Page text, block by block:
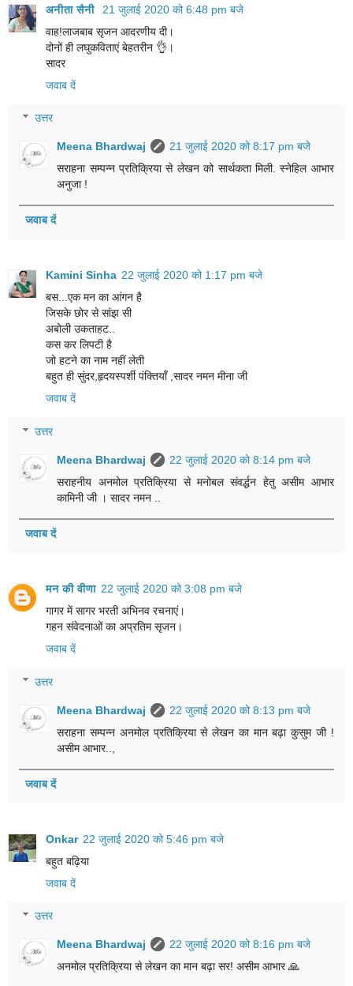
अनीता सैनी
21 जुलाई 2020 को 6:48 pm बजे
वाह!लाजबाब सृजन आदरणीय दी।
दोनों ही लघुकविताएं बेहतरीन 👌।
सादर
जवाब दें
उत्तर
Meena Bhardwaj
21 जुलाई 2020 को 8:17 pm बजे
सराहना सम्पन्न प्रतिक्रिया से लेखन को सार्थकता मिली. स्नेहिल आभार
अनुजा !
जवाब दें
Kamini Sinha 22 जुलाई 2020 को 1:17 pm बजे
बस...एक मन का आंगन है
जिसके छोर से सांझ सी
अबोली उकताहट..
कस कर लिपटी है
जो हटने का नाम नहीं लेती
बहुत ही सुंदर,हृदयस्पर्शी पंक्तियाँ ,सादर नमन मीना जी
जवाब दें
उत्तर
Meena Bhardwaj
22 जुलाई 2020 को 8:14 pm बजे
सराहनीय अनमोल प्रतिक्रिया से मनोबल संवर्द्धन हेतु असीम आभार
कामिनी जी । सादर नमन ..
जवाब दें
मन की वीणा 22 जुलाई 2020 को 3:08 pm बजे
गागर में सागर भरती अभिनव रचनाएं।
गहन संवेदनाओं का अप्रतिम सृजन।
जवाब दें
उत्तर
Meena Bhardwaj
22 जुलाई 2020 को 8:13 pm बजे
सराहना सम्पन्न अनमोल प्रतिक्रिया से लेखन का मान बढ़ा कुसुम जी !
असीम आभार..,
जवाब दें
Onkar 22 जुलाई 2020 को 5:46 pm बजे
बहुत बढ़िया
जवाब दें
उत्तर
Meena Bhardwaj
22 जुलाई 2020 को 8:16 pm बजे
अनमोल प्रतिक्रिया से लेखन का मान बढ़ा सर! असीम आभार 🙏